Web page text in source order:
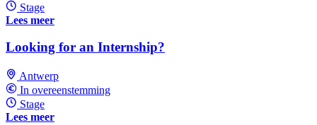
Stage
Lees meer
Looking for an Internship?
Antwerp
In overeenstemming
Stage
Lees meer